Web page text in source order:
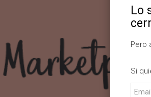
Lo
Pero
Si
Email